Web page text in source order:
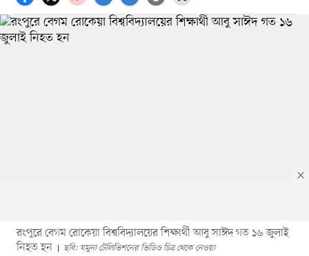
রংপুরে বেগম রোকেয়া বিশ্ববিদ্যালয়ের শিক্ষার্থী আবু সাঈদ গত ১৬ জুলাই
নিহত হন
ছবি: যমুনা টেলিভিশনের ভিডিও চিত্র থেকে নেওয়া